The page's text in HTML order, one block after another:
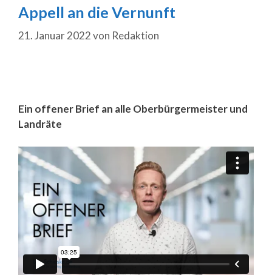
Appell an die Vernunft
21. Januar 2022von Redaktion
Ein offener Brief an alle Oberbürgermeister und
Landräte